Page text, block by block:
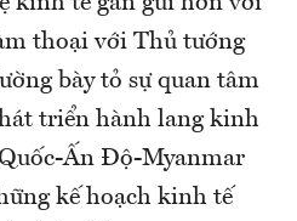
thoại với Thủ tướng
bày tỏ sự quan tâm
triển hành lang kinh
Ấn Độ-Myanmar
kế hoạch kinh tế